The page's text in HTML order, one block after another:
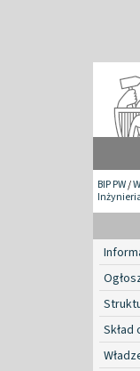
BIP PW/